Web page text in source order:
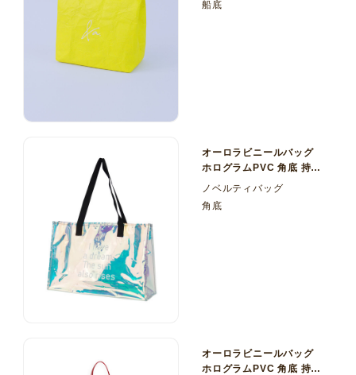
船底
オーロラビニールバッグ
ホログラムPVC 角底 持ち
手 PPベルト
ノベルティバッグ
角底
オーロラビニールバッグ
ホログラムPVC 角底 持ち